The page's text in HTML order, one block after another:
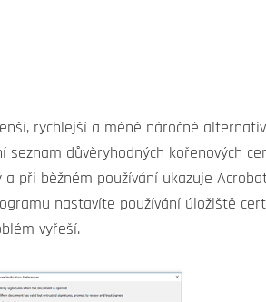
rychlejší a méně náročné
důvěryhodných kořenových
při běžném používání ukazuje
nastavíte používání úložiště
vyřeší.